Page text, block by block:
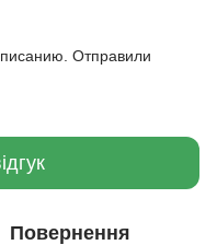
Отправили
Повернення